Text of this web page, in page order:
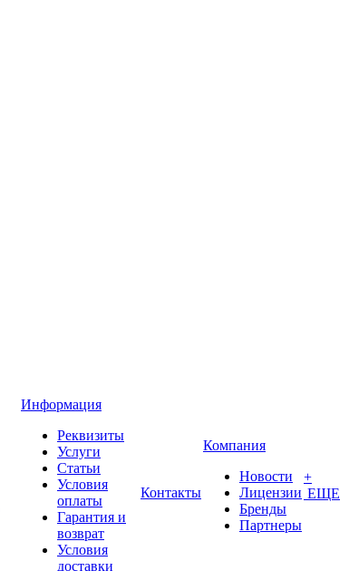
Информация
Реквизиты
Услуги
Статьи
Условия
оплаты
Гарантия и
возврат
Условия
доставки
Контакты
Компания
Новости
Лицензии
Бренды
Партнеры
+
ЕЩЕ